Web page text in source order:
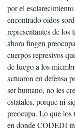
por el
encontrado oídos
representantes de los
ahora fingen
cuerpos represivos
de fuego a los
actuaron en defensa
ser humano, no les
estatales, porque ni
preocupa. Lo que los
en donde CODEDI